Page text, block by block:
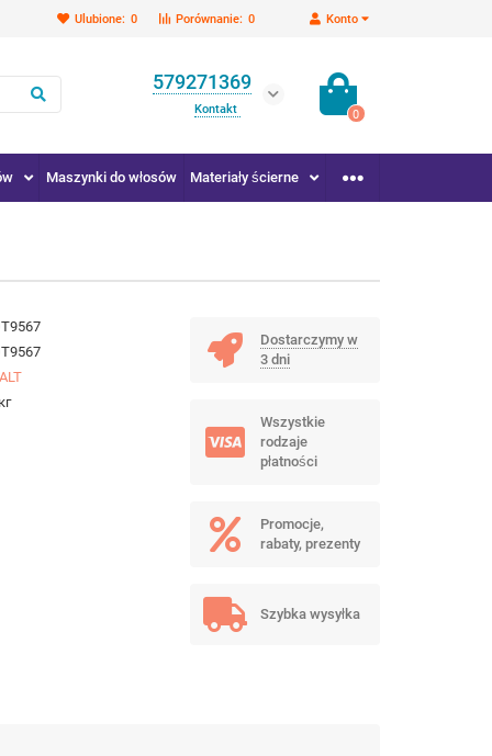
Konto
Porównanie: 0
Ulubione: 0
579271369
Kontakt 0
Maszynki do włosów Materiały ścierne
Dostarczymy w
3 dni
Wszystkie
rodzaje
płatności
Promocje,
rabaty, prezenty
Szybka wysyłka